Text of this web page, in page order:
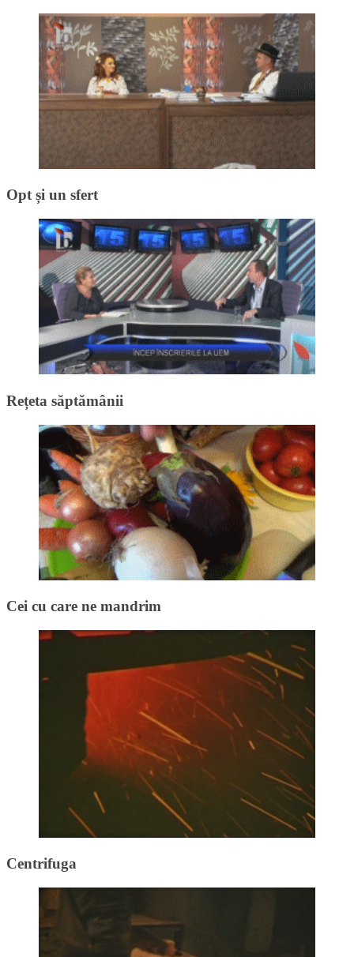
Opt și un sfert
Rețeta săptămânii
Cei cu care ne mandrim
Centrifuga